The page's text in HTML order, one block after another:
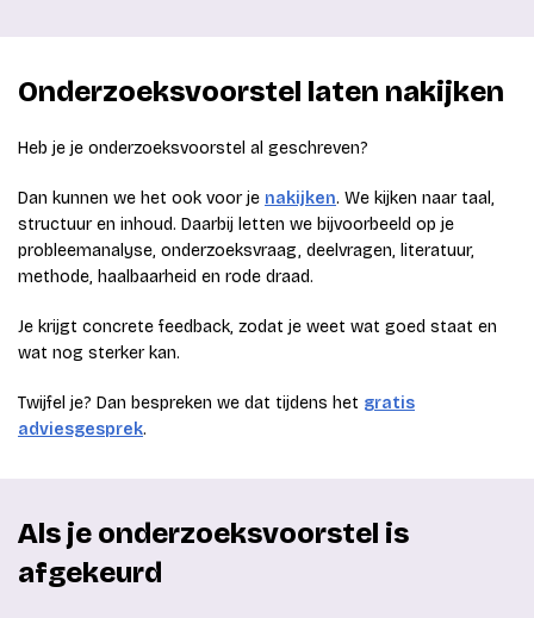
Onderzoeksvoorstel laten nakijken
Heb je je onderzoeksvoorstel al geschreven?
Dan kunnen we het ook voor je nakijken. We kijken naar taal,
structuur en inhoud. Daarbij letten we bijvoorbeeld op je
probleemanalyse, onderzoeksvraag, deelvragen, literatuur,
methode, haalbaarheid en rode draad.
Je krijgt concrete feedback, zodat je weet wat goed staat en
wat nog sterker kan.
Twijfel je? Dan bespreken we dat tijdens het gratis
adviesgesprek.
Als je onderzoeksvoorstel is
afgekeurd